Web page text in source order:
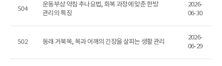
504
운동부상 약침 추나요법, 회복 과정에 맞춘 한방
관리의 특징
2026-
06-30
502 동래 거북목, 목과 어깨의 긴장을 살피는 생활 관리
2026-
06-29